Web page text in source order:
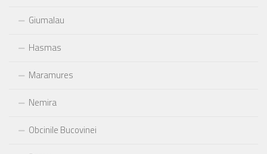
Giumalau
Hasmas
Maramures
Nemira
Obcinile Bucovinei